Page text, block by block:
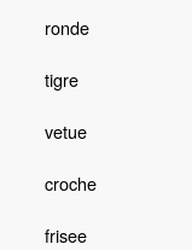
ronde
tigre
vetue
croche
frisee